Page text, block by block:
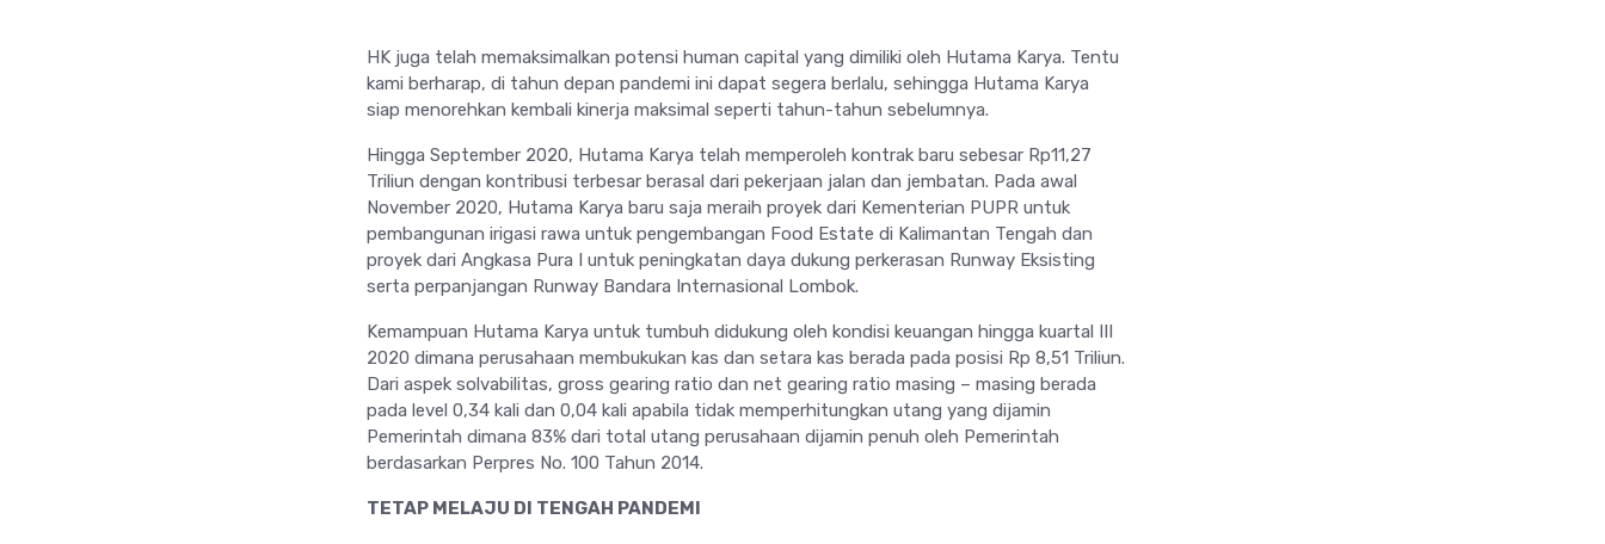
HK juga telah memaksimalkan potensi human capital yang dimiliki oleh Hutama Karya. Tentu
kami berharap, di tahun depan pandemi ini dapat segera berlalu, sehingga Hutama Karya
siap menorehkan kembali kinerja maksimal seperti tahun-tahun sebelumnya.
Hingga September 2020, Hutama Karya telah memperoleh kontrak baru sebesar Rp11,27
Triliun dengan kontribusi terbesar berasal dari pekerjaan jalan dan jembatan. Pada awal
November 2020, Hutama Karya baru saja meraih proyek dari Kementerian PUPR untuk
pembangunan irigasi rawa untuk pengembangan Food Estate di Kalimantan Tengah dan
proyek dari Angkasa Pura I untuk peningkatan daya dukung perkerasan Runway Eksisting
serta perpanjangan Runway Bandara Internasional Lombok.
Kemampuan Hutama Karya untuk tumbuh didukung oleh kondisi keuangan hingga kuartal III
2020 dimana perusahaan membukukan kas dan setara kas berada pada posisi Rp 8,51 Triliun.
Dari aspek solvabilitas, gross gearing ratio dan net gearing ratio masing – masing berada
pada level 0,34 kali dan 0,04 kali apabila tidak memperhitungkan utang yang dijamin
Pemerintah dimana 83% dari total utang perusahaan dijamin penuh oleh Pemerintah
berdasarkan Perpres No. 100 Tahun 2014.
TETAP MELAJU DI TENGAH PANDEMI